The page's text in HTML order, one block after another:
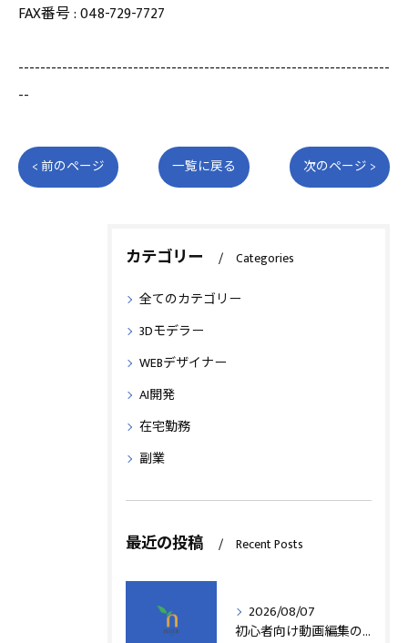
FAX番号 : 048-729-7727
--------------------------------------------------------------------
--
< 前のページ 一覧に戻る 次のページ >
カテゴリー Categories
全てのカテゴリー
3Dモデラー
WEBデザイナー
AI開発
在宅勤務
副業
最近の投稿 Recent Posts
2026/08/07
初心者向け動画編集の簡単テクニック